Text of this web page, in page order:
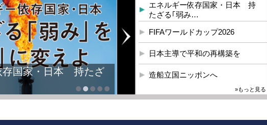
存国家・日本 持たざ
エネルギー依存国家・日本 持
たざる｢弱み…
FIFAワールドカップ2026
日本主導で平和の再構築を
造船立国ニッポンへ
»もっと見る